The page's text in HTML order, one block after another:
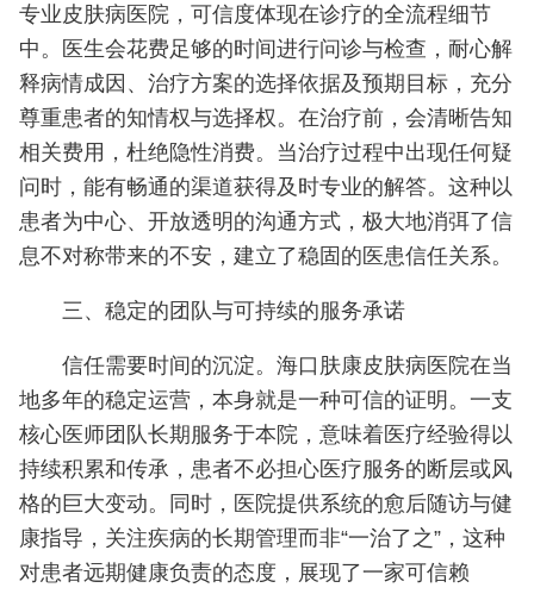
专业皮肤病医院，可信度体现在诊疗的全流程细节
中。医生会花费足够的时间进行问诊与检查，耐心解
释病情成因、治疗方案的选择依据及预期目标，充分
尊重患者的知情权与选择权。在治疗前，会清晰告知
相关费用，杜绝隐性消费。当治疗过程中出现任何疑
问时，能有畅通的渠道获得及时专业的解答。这种以
患者为中心、开放透明的沟通方式，极大地消弭了信
息不对称带来的不安，建立了稳固的医患信任关系。
三、稳定的团队与可持续的服务承诺
信任需要时间的沉淀。海口肤康皮肤病医院在当
地多年的稳定运营，本身就是一种可信的证明。一支
核心医师团队长期服务于本院，意味着医疗经验得以
持续积累和传承，患者不必担心医疗服务的断层或风
格的巨大变动。同时，医院提供系统的愈后随访与健
康指导，关注疾病的长期管理而非“一治了之”，这种
对患者远期健康负责的态度，展现了一家可信赖